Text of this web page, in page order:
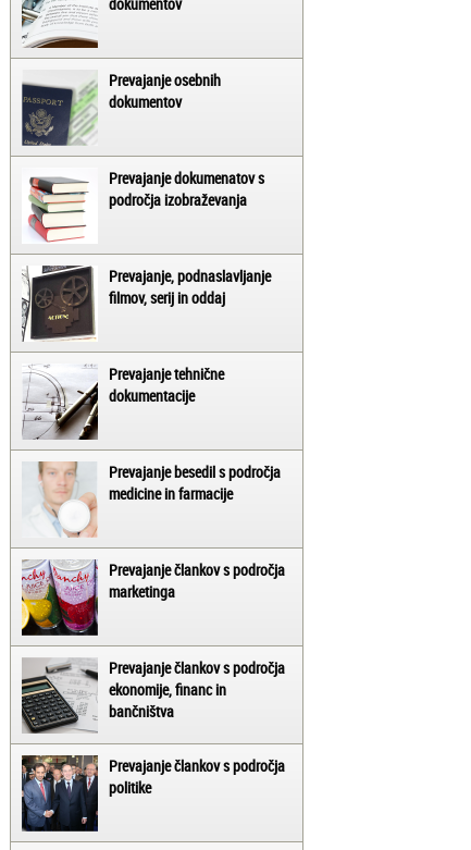
Prevajanje osebnih
dokumentov
Prevajanje dokumenatov s
področja izobraževanja
Prevajanje, podnaslavljanje
filmov, serij in oddaj
Prevajanje tehnične
dokumentacije
Prevajanje besedil s področja
medicine in farmacije
Prevajanje člankov s področja
marketinga
Prevajanje člankov s področja
ekonomije, financ in
bančništva
Prevajanje člankov s področja
politike